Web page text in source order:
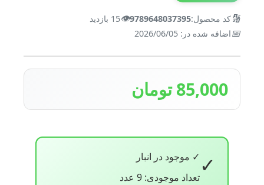
🔢کد محصول:9789648037395
👁️15 بازدید
📅اضافه شده در: 2026/06/05
85,000 تومان
✓ ✓ موجود در انبار
تعداد موجودی: 9 عدد